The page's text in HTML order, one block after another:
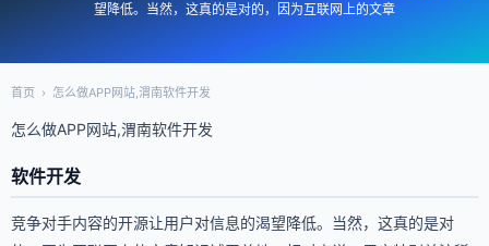
望降低。当然，这真的是对的，因为互联网上的文章
首页 › 怎么做APP网站,渭南软件开发
怎么做APP网站,渭南软件开发
软件开发
竞争对手内容的开源让用户对信息的渴望降低。当然，这真的是对